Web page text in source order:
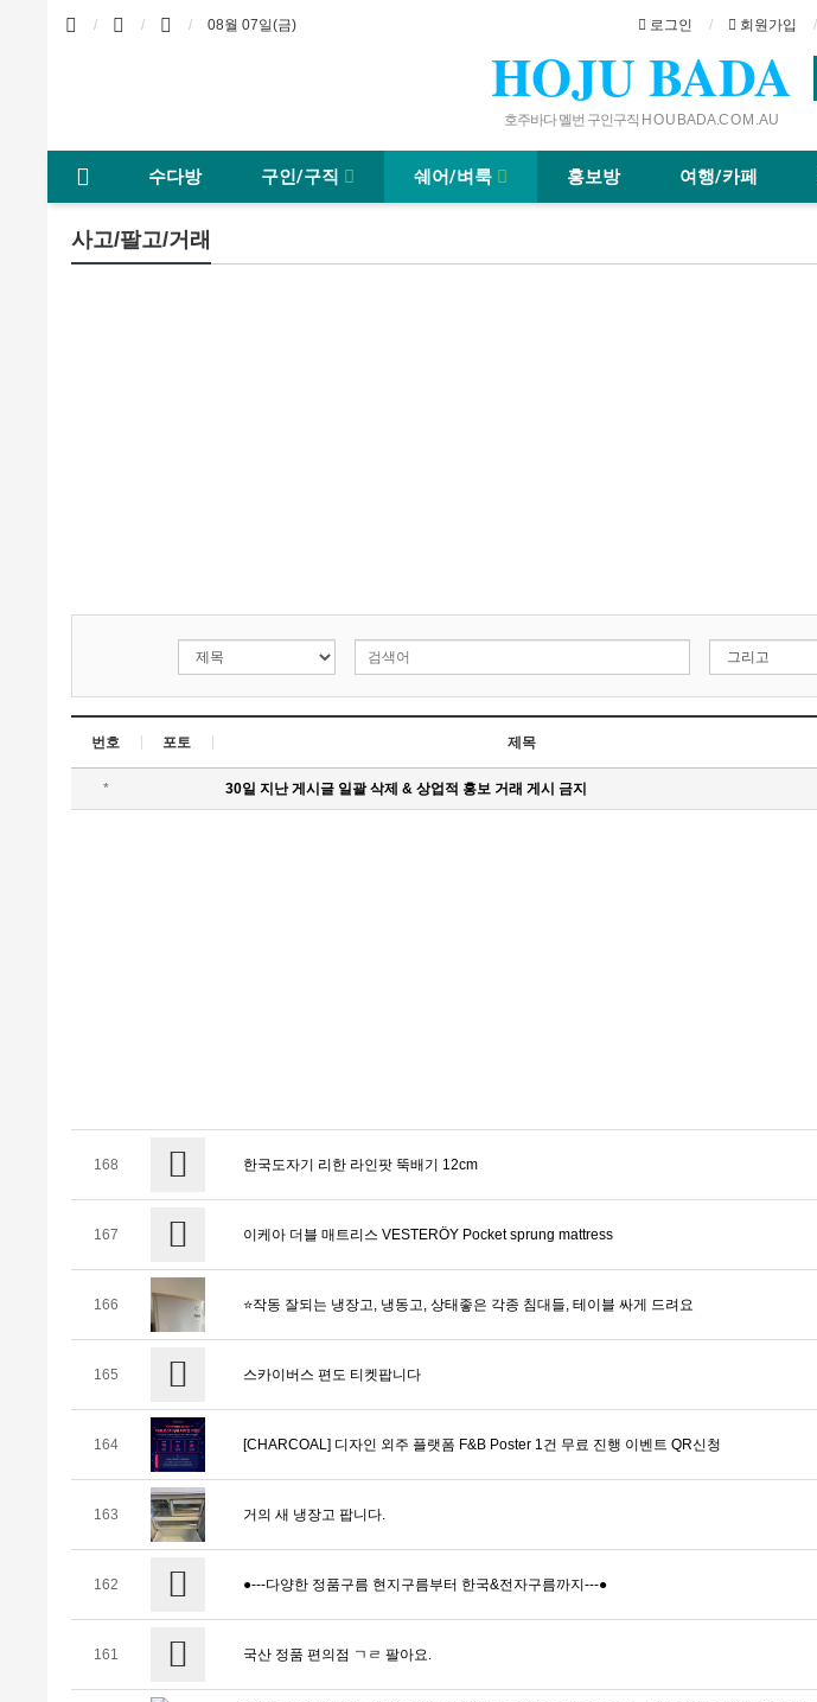
08월 07일(금) 로그인 회원가입
HOJU BADA
호주바다 멜번 구인구직 H O U B A D A .C O M . A U
수다방 구인/구직 쉐어/벼룩 홍보방 여행/카페
사고/팔고/거래
번호 포토 제목
* 30일 지난 게시글 일괄 삭제 & 상업적 홍보 거래 게시 금지
168 한국도자기 리한 라인팟 뚝배기 12cm
167 이케아 더블 매트리스 VESTERÖY Pocket sprung mattress
166 ⭐️작동 잘되는 냉장고, 냉동고, 상태좋은 각종 침대들, 테이블 싸게 드려요
165 스카이버스 편도 티켓팝니다
164 [CHARCOAL] 디자인 외주 플랫폼 F&B Poster 1건 무료 진행 이벤트 QR신청
163 거의 새 냉장고 팝니다.
162 ●---다양한 정품구름 현지구름부터 한국&전자구름까지---●
161 국산 정품 편의점 ㄱㄹ 팔아요.